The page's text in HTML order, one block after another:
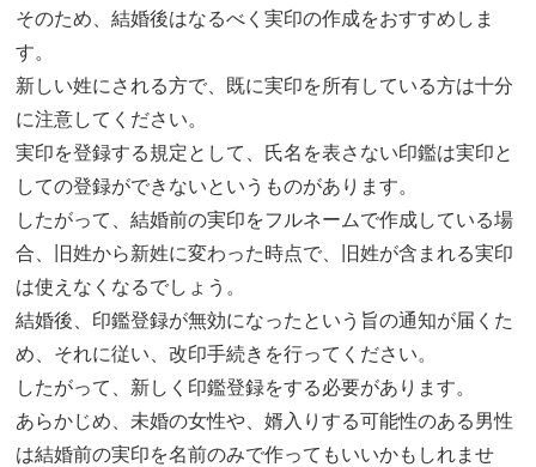
そのため、結婚後はなるべく実印の作成をおすすめしま
す。
新しい姓にされる方で、既に実印を所有している方は十分
に注意してください。
実印を登録する規定として、氏名を表さない印鑑は実印と
しての登録ができないというものがあります。
したがって、結婚前の実印をフルネームで作成している場
合、旧姓から新姓に変わった時点で、旧姓が含まれる実印
は使えなくなるでしょう。
結婚後、印鑑登録が無効になったという旨の通知が届くた
め、それに従い、改印手続きを行ってください。
したがって、新しく印鑑登録をする必要があります。
あらかじめ、未婚の女性や、婿入りする可能性のある男性
は結婚前の実印を名前のみで作ってもいいかもしれませ